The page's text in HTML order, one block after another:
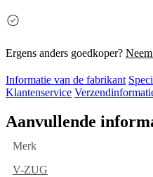
Ergens anders goedkoper?
Informatie van de fabrikant
Klantenservice
Aanvullende
Merk
V-ZUG